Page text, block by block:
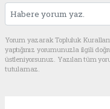
Yorum yazarak Topluluk
yaptığınız yorumunuzla ilgili
üstleniyorsunuz. Yazılan tüm
tutulamaz.